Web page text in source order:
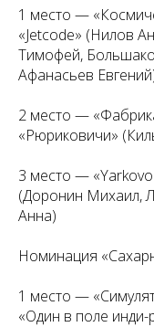
1 место —
«Jetcode» (Нилов
Тимофей,
Афанасьев
2 место —
«Рюриковичи»
3 место —
(Доронин Михаил,
Анна)
Номинация
1 место —
«Один в поле